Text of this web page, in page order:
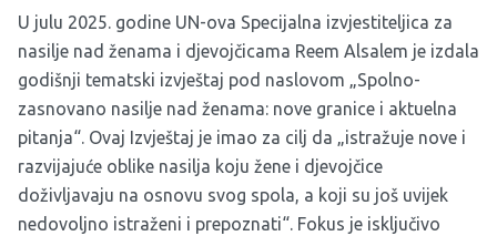
U julu 2025. godine UN-ova Specijalna izvjestiteljica za
nasilje nad ženama i djevojčicama Reem Alsalem je izdala
godišnji tematski izvještaj pod naslovom „Spolno-
zasnovano nasilje nad ženama: nove granice i aktuelna
pitanja“. Ovaj Izvještaj je imao za cilj da „istražuje nove i
razvijajuće oblike nasilja koju žene i djevojčice
doživljavaju na osnovu svog spola, a koji su još uvijek
nedovoljno istraženi i prepoznati“. Fokus je isključivo